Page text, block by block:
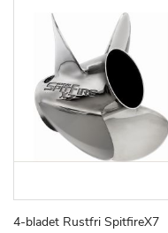
TILFØJ
4-bladet Rustfri SpitfireX7